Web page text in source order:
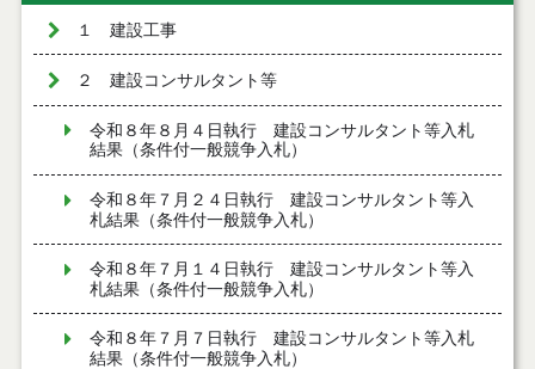
１ 建設工事
２ 建設コンサルタント等
令和８年８月４日執行 建設コンサルタント等入札
結果（条件付一般競争入札）
令和８年７月２４日執行 建設コンサルタント等入
札結果（条件付一般競争入札）
令和８年７月１４日執行 建設コンサルタント等入
札結果（条件付一般競争入札）
令和８年７月７日執行 建設コンサルタント等入札
結果（条件付一般競争入札）